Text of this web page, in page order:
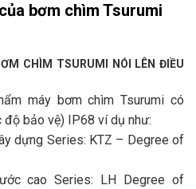
bơm chìm Tsurumi
CHÌM TSURUMI NÓI LÊN ĐIỀU
máy bơm chìm Tsurumi có
bảo vệ) IP68 ví dụ như:
dựng Series: KTZ – Degree of
cao Series: LH Degree of